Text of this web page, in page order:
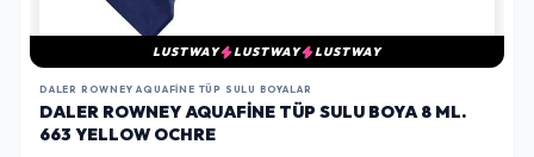
LUSTWAY LUSTWAY LUSTWAY
DALER ROWNEY AQUAFINE TÜP SULU BOYALAR
DALER ROWNEY AQUAFINE TÜP SULU BOYA 8 ML.
663 YELLOW OCHRE